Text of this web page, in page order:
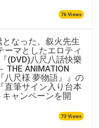
76 Views
なった、叙火先生
ーマとしたエロティ
(DVD)八尺八話快樂
THE ANIMATION
八尺様 夢物語』』の
直筆サイン入り台本
ャンペーンを開
73 Views